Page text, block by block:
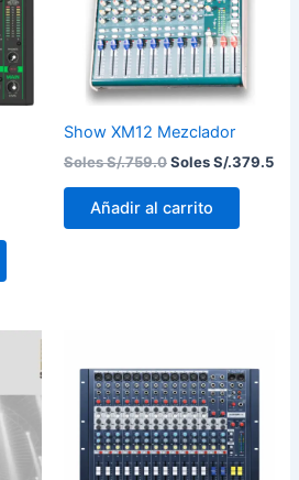
Show XM12 Mezclador
Soles S/.759.0Soles S/.379.5
Añadir al carrito